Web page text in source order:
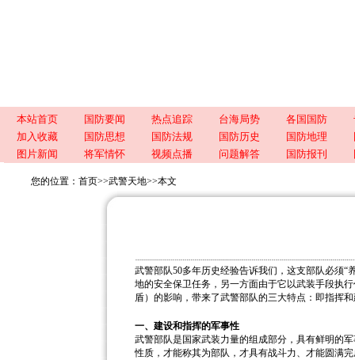
本站首页 国防要闻 热点追踪 台海局势 各国国防
加入收藏
国防思想 国防法规 国防历史 国防地理
图片新闻
将军情怀 视频点播 问题解答 国防报刊
您的位置： 首页>>武警天地>>本文
武警部队50多年历史经验告诉我们，这支部队必须
地的安全保卫任务，另一方面由于它以武装手段执
盾）的影响，带来了武警部队的三大特点：即指挥
一、建设和指挥的军事性
武警部队是国家武装力量的组成部分，具有鲜明的
性质，才能称其为部队，才具有战斗力、才能圆满